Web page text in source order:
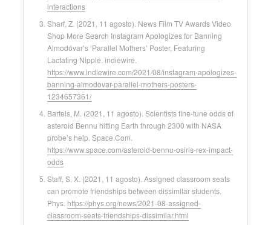
interactions
Sharf, Z. (2021, 11 agosto). News Film TV Awards Video
Shop More Search Instagram Apologizes for Banning
Almodóvar’s ‘Parallel Mothers’ Poster, Featuring
Lactating Nipple. indiewire.
https://www.indiewire.com/2021/08/instagram-apologizes-
banning-almodovar-parallel-mothers-posters-
1234657361/
Bartels, M. (2021, 11 agosto). Scientists fine-tune odds of
asteroid Bennu hitting Earth through 2300 with NASA
probe’s help. Space.Com.
https://www.space.com/asteroid-bennu-osiris-rex-impact-
odds
Staff, S. X. (2021, 11 agosto). Assigned classroom seats
can promote friendships between dissimilar students.
Phys. https://phys.org/news/2021-08-assigned-
classroom-seats-friendships-dissimilar.html